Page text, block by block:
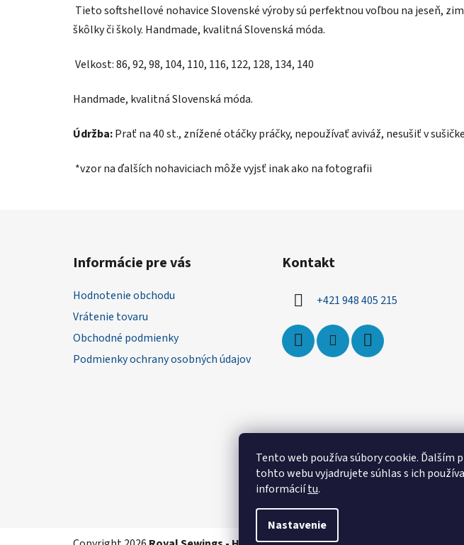
Tento web používa súbory cookie. Ďalším
tohto webu vyjadrujete súhlas s ich
informáciítu.
Nastavenie
Tieto softshellové nohavice Slovenské výroby sú perfektnou voľbou na jeseň,
škôlky či školy. Handmade, kvalitná Slovenská móda.
Velkost: 86, 92, 98, 104, 110, 116, 122, 128, 134, 140
Handmade, kvalitná Slovenská móda.
Údržba:Prať na 40 st., znížené otáčky práčky, nepoužívať aviváž, nesušiť v
*vzor na ďalších nohaviciach môže vyjsť inak ako na fotografii
Informácie pre vás
Hodnotenie obchodu
Vrátenie tovaru
Obchodné podmienky
Podmienky ochrany osobných údajov
Kontakt
+421 948 405 215